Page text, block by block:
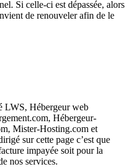
Si celle-ci est dépassée, alors
de renouveler afin de le
LWS, Hébergeur web
Hébergeur-
Mister-Hosting.com et
sur cette page c’est que
impayée soit pour la
nos services.